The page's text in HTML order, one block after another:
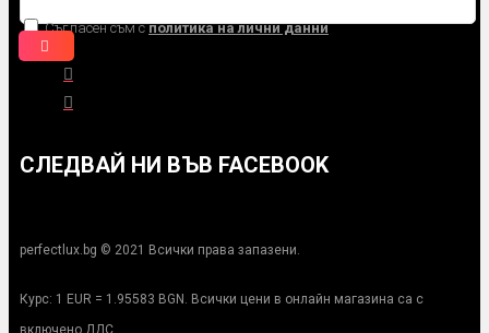
Съгласен съм сполитика на лични данни
СЛЕДВАЙ НИ ВЪВ FACEBOOK
perfectlux.bg © 2021 Всички права запазени.
Курс: 1 EUR = 1.95583 BGN. Всички цени в онлайн магазина са с
включено ДДС